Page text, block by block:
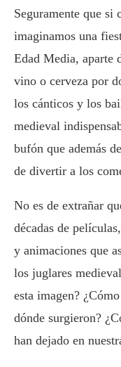
Seguramente que si
imaginamos una
Edad Media, aparte
vino o cerveza por
los cánticos y los
medieval
bufón que además
de divertir a los
No es de extrañar
décadas de
y animaciones que
los juglares
esta imagen?
dónde surgieron?
han dejado en